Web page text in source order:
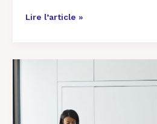
Lire l’article »